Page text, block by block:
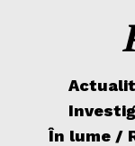
În lume /